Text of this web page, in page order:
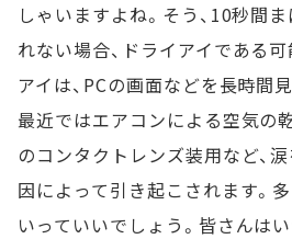
しゃいますよね。そう、10秒間
れない場合、ドライアイである
アイは、PCの画面などを長時間
最近ではエアコンによる空気の
のコンタクトレンズ装用など、
因によって引き起こされます。
いっていいでしょう。皆さんは